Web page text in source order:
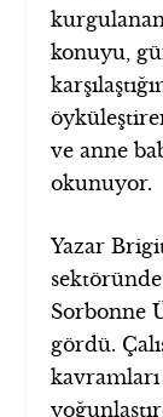
konuyu,
ve anne
okunuyor.
Yazar
Sorbonne
gördü.